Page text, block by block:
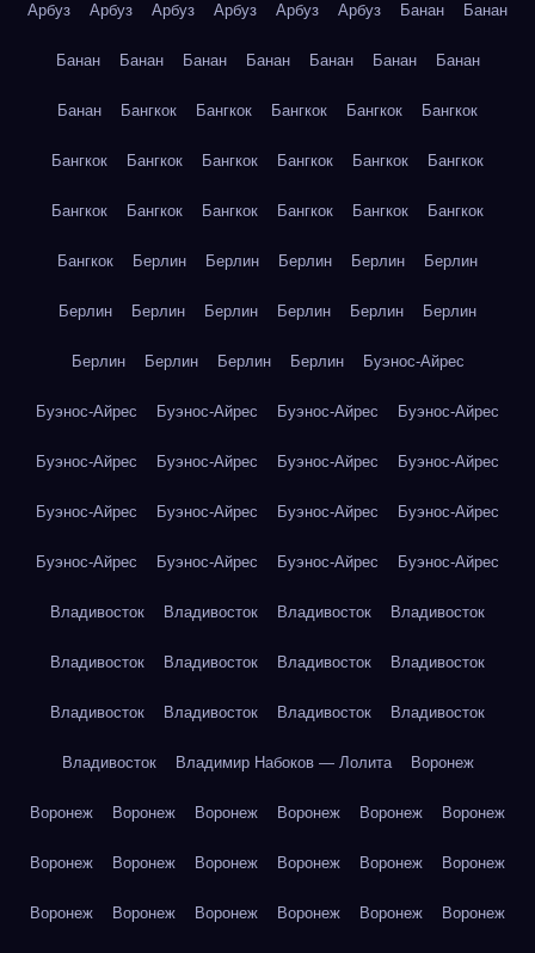
Арбуз Арбуз Арбуз Арбуз Арбуз Арбуз Банан Банан
Банан Банан Банан Банан Банан Банан Банан
Банан Бангкок Бангкок Бангкок Бангкок Бангкок
Бангкок Бангкок Бангкок Бангкок Бангкок Бангкок
Бангкок Бангкок Бангкок Бангкок Бангкок Бангкок
Бангкок Берлин Берлин Берлин Берлин Берлин
Берлин Берлин Берлин Берлин Берлин Берлин
Берлин Берлин Берлин Берлин Буэнос-Айрес
Буэнос-Айрес Буэнос-Айрес Буэнос-Айрес Буэнос-Айрес
Буэнос-Айрес Буэнос-Айрес Буэнос-Айрес Буэнос-Айрес
Буэнос-Айрес Буэнос-Айрес Буэнос-Айрес Буэнос-Айрес
Буэнос-Айрес Буэнос-Айрес Буэнос-Айрес Буэнос-Айрес
Владивосток Владивосток Владивосток Владивосток
Владивосток Владивосток Владивосток Владивосток
Владивосток Владивосток Владивосток Владивосток
Владивосток Владимир Набоков — Лолита Воронеж
Воронеж Воронеж Воронеж Воронеж Воронеж Воронеж
Воронеж Воронеж Воронеж Воронеж Воронеж Воронеж
Воронеж Воронеж Воронеж Воронеж Воронеж Воронеж